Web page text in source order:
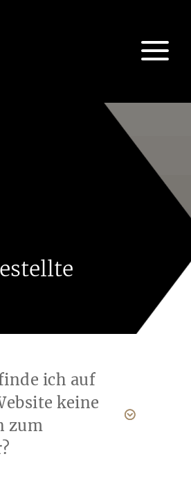
ich auf
keine
zum